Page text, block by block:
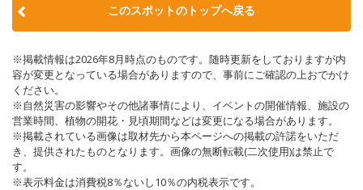
このスポットのトップへ戻る
※掲載情報は2026年8月時点のものです。随時更新をしておりますが内
容が変更となっている場合がありますので、事前にご確認の上おでかけ
ください。
※自然災害の影響やその他諸事情により、イベントの開催情報、施設の
営業時間、植物の開花・見頃期間などは変更になる場合があります。
※掲載されている画像は取材先から本ページへの掲載の許諾をいただ
き、提供されたものとなります。画像の無断転載(二次使用)は禁止で
す。
※表示料金は消費税8％ないし10％の内税表示です。